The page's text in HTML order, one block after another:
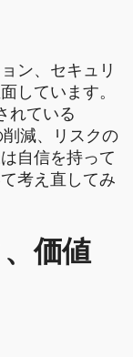
ン、セキュリ
しています。
れている
減、リスクの
自信を持って
考え直してみ
価値